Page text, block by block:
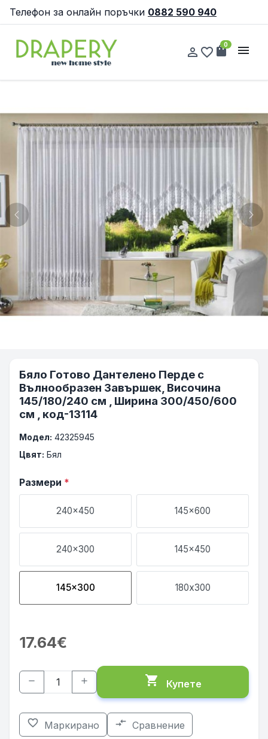
Телефон за онлайн поръчки 0882 590 940
person_outline favorite_border shopping_bag
0 menu
Previous
Бяло Готово Дантелено Перде с
Вълнообразен Завършек, Височина
145/180/240 см , Ширина 300/450/600
см , код-13114
Модел: 42325945
Цвят: Бял
Размери *
240x450 145x600
240x300 145x450
145x300 180х300
17.64€
remove add shopping_cart Купете
favorite_border Маркирано compare_arrows Сравнение